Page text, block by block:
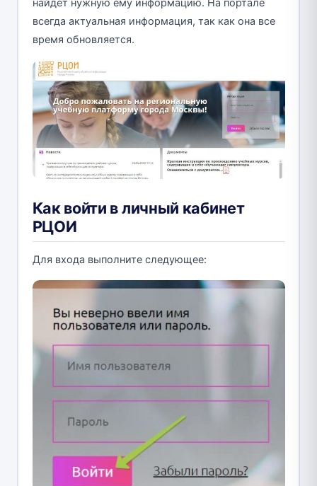
найдет нужную ему информацию. На портале
всегда актуальная информация, так как она все
время обновляется.
Как войти в личный кабинет
РЦОИ
Для входа выполните следующее: